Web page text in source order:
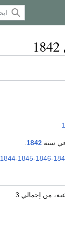
سنة 1842
1844-1845-1846-